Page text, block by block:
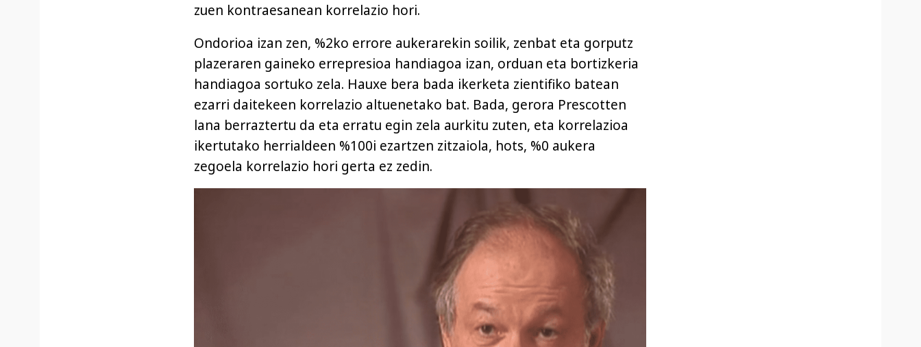
zuen kontraesanean korrelazio hori.
Ondorioa izan zen, %2ko errore aukerarekin soilik, zenbat eta gorputz
plazeraren gaineko errepresioa handiagoa izan, orduan eta bortizkeria
handiagoa sortuko zela. Hauxe bera bada ikerketa zientifiko batean
ezarri daitekeen korrelazio altuenetako bat. Bada, gerora Prescotten
lana berraztertu da eta erratu egin zela aurkitu zuten, eta korrelazioa
ikertutako herrialdeen %100i ezartzen zitzaiola, hots, %0 aukera
zegoela korrelazio hori gerta ez zedin.